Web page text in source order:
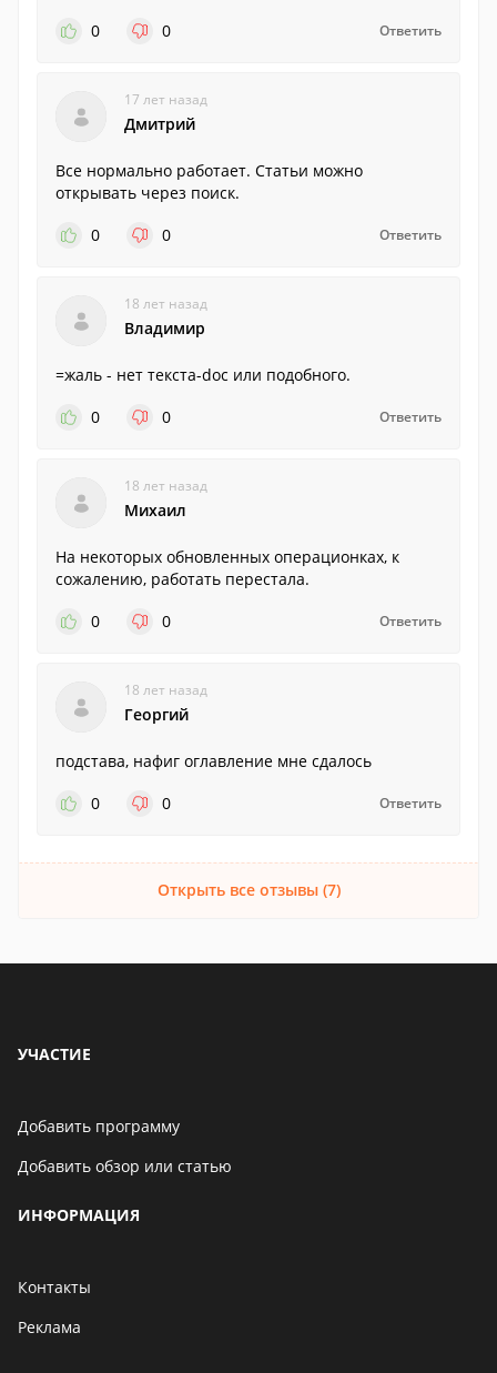
0
0 Ответить
17 лет назад
Дмитрий
Все нормально работает. Статьи можно
открывать через поиск.
0
0 Ответить
18 лет назад
Владимир
=жаль - нет текста-doc или подобного.
0
0 Ответить
18 лет назад
Михаил
На некоторых обновленных операционках, к
сожалению, работать перестала.
0
0 Ответить
18 лет назад
Георгий
подстава, нафиг оглавление мне сдалось
0
0 Ответить
Открыть все отзывы (7)
УЧАСТИЕ
Добавить программу
Добавить обзор или статью
ИНФОРМАЦИЯ
Контакты
Реклама